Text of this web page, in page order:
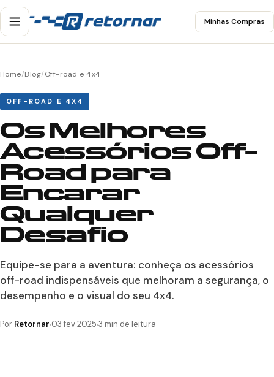
Minhas Compras
Home/Blog/Off-road e 4x4
OFF-ROAD E 4X4
Os Melhores
Acessórios Off-
Road para
Encarar
Qualquer
Desafio
Equipe-se para a aventura: conheça os acessórios
off-road indispensáveis que melhoram a segurança, o
desempenho e o visual do seu 4x4.
Por Retornar 03 fev 2025 3 min de leitura